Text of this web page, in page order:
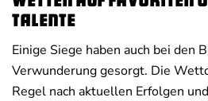
Talente
Einige Siege haben auch bei den
Verwunderung gesorgt. Die
Regel nach aktuellen Erfolgen